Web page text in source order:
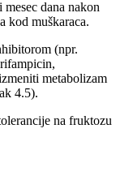
dana nakon
kod muškaraca.
(npr.
metabolizam
4.5).
na fruktozu